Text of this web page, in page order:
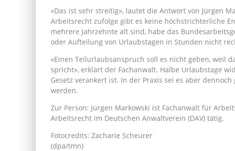
«Das ist sehr streitig», lautet die Antwort von Jürgen
Arbeitsrecht zufolge gibt es keine höchstrichterliche
mehrere Jahrzehnte alt sind, habe das
oder Aufteilung von Urlaubstagen in Stunden nicht
«Einen Teilurlaubsanspruch soll es nicht geben, weil
spricht», erklärt der Fachanwalt. Halbe Urlaubstage
Gesetz verankert ist. In der Praxis sei es aber
werden.
Zur Person: Jürgen Markowski ist Fachanwalt für
Arbeitsrecht im Deutschen Anwaltverein (DAV) tätig.
Fotocredits: Zacharie Scheurer
(dpa/tmn)